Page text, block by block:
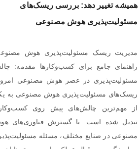
همیشه تغییر دهد: بررسی ریسک‌های
مسئولیت‌پذیری هوش مصنوعی
مدیریت ریسک مسئولیت‌پذیری هوش
راهنمای جامع برای کسب‌وکارها مقدمه:
مسئولیت‌پذیری در عصر هوش مصنوعی
ریسک‌های مسئولیت‌پذیری هوش مصنوعی به
از مهم‌ترین چالش‌های پیش روی
تبدیل شده است. با گسترش فناوری‌های
مصنوعی در صنایع مختلف، مسئله